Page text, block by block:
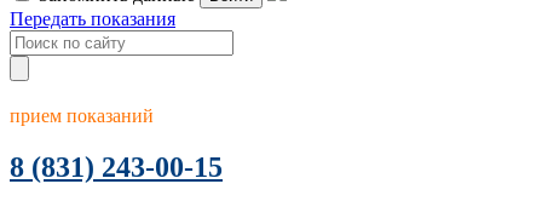
Передать показания
прием показаний
8 (831) 243-00-15